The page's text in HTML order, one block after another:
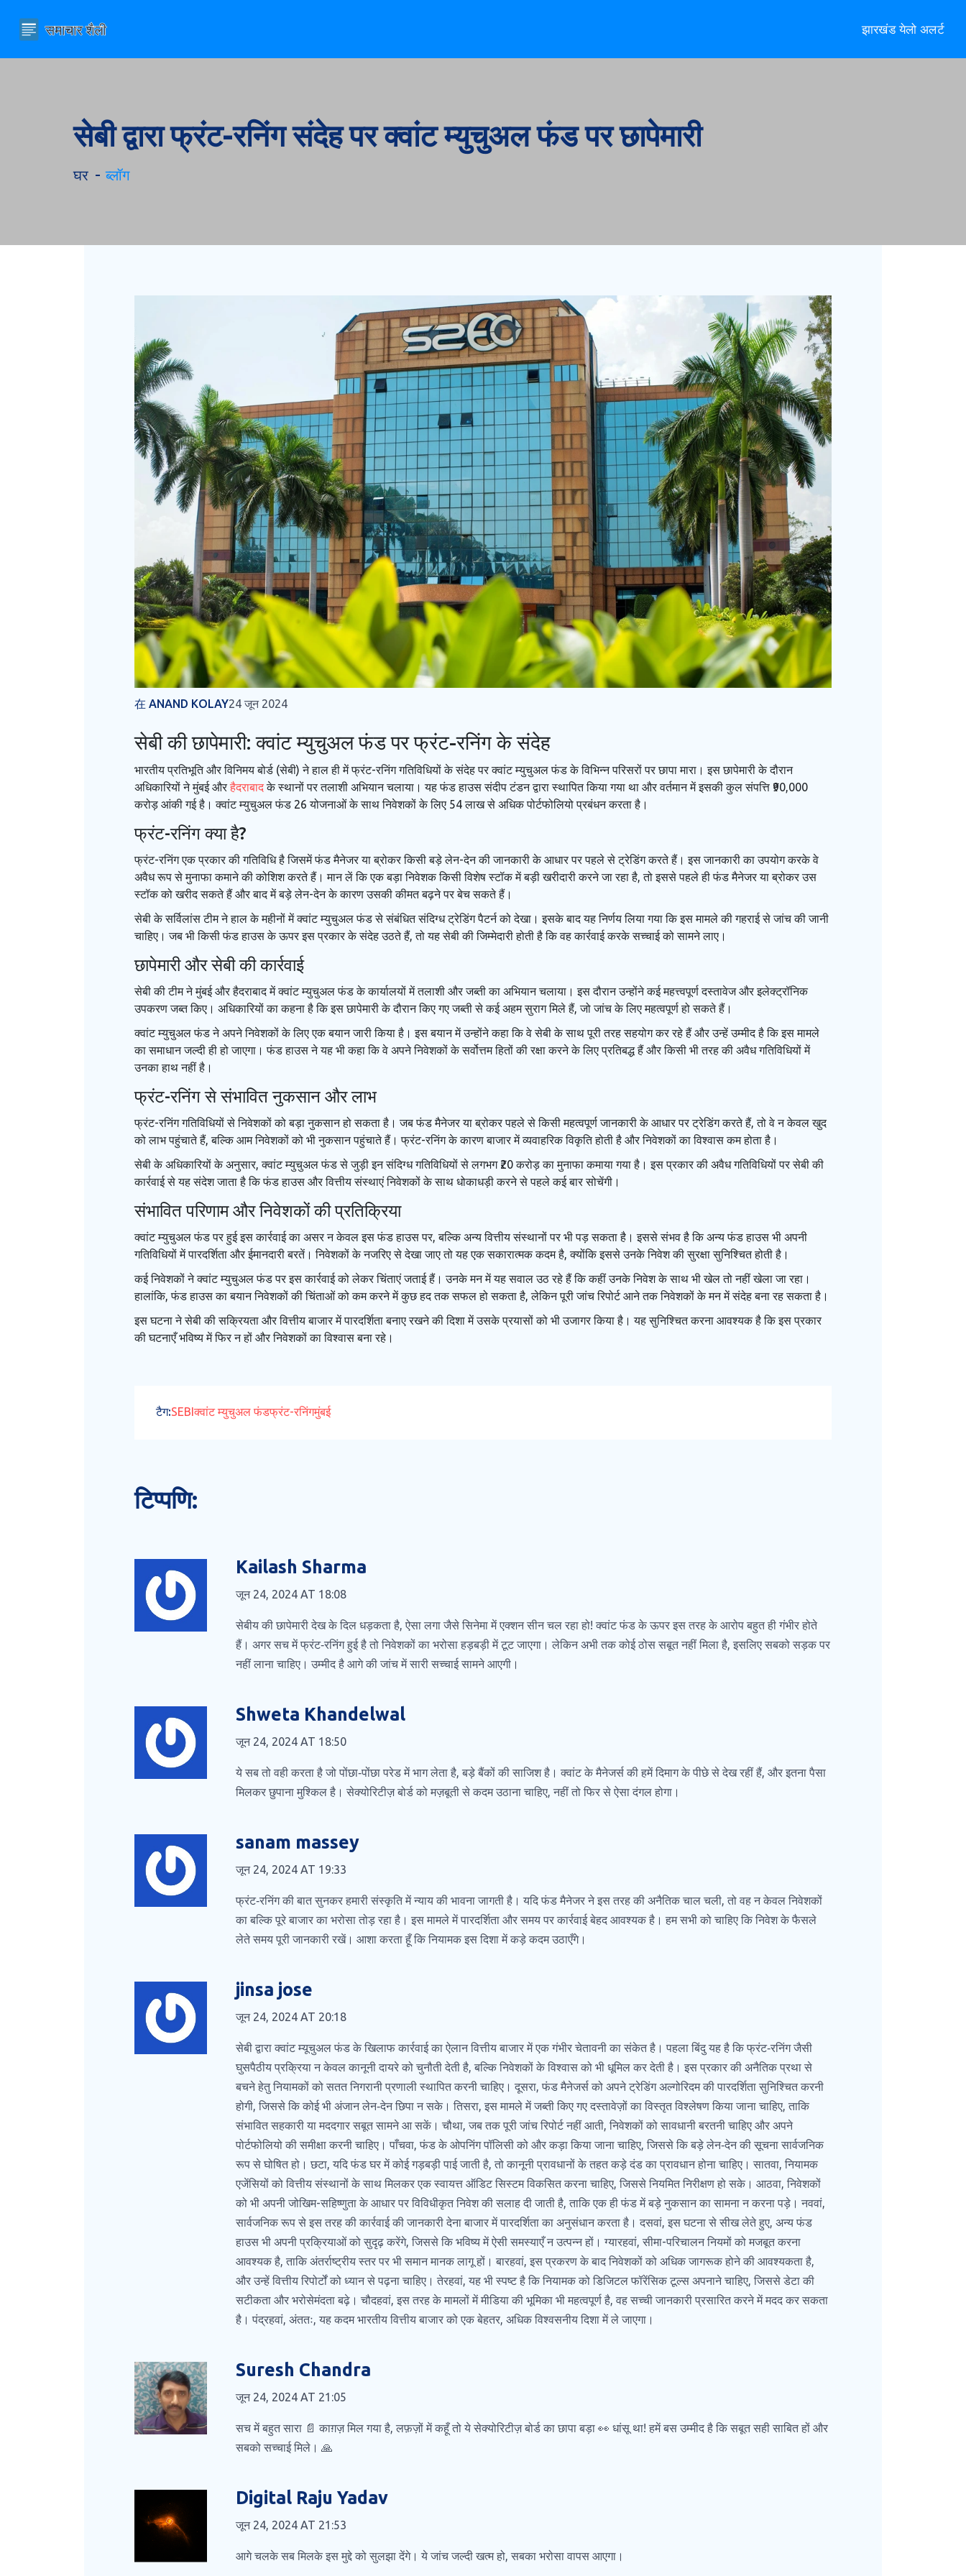
झारखंड येलो अलर्ट
सेबी द्वारा फ्रंट-रनिंग संदेह पर क्वांट म्युचुअल फंड पर छापेमारी
घर ब्लॉग
在 ANAND KOLAY24 जून 2024
सेबी की छापेमारी: क्वांट म्युचुअल फंड पर फ्रंट-रनिंग के संदेह
भारतीय प्रतिभूति और विनिमय बोर्ड (सेबी) ने हाल ही में फ्रंट-रनिंग गतिविधियों के संदेह पर क्वांट म्युचुअल फंड के विभिन्न परिसरों पर छापा मारा। इस छापेमारी के दौरान
अधिकारियों ने मुंबई और हैदराबादके स्थानों पर तलाशी अभियान चलाया। यह फंड हाउस संदीप टंडन द्वारा स्थापित किया गया था और वर्तमान में इसकी कुल संपत्ति ₹90,000
करोड़ आंकी गई है। क्वांट म्युचुअल फंड 26 योजनाओं के साथ निवेशकों के लिए 54 लाख से अधिक पोर्टफोलियो प्रबंधन करता है।
फ्रंट-रनिंग क्या है?
फ्रंट-रनिंग एक प्रकार की गतिविधि है जिसमें फंड मैनेजर या ब्रोकर किसी बड़े लेन-देन की जानकारी के आधार पर पहले से ट्रेडिंग करते हैं। इस जानकारी का उपयोग करके वे
अवैध रूप से मुनाफा कमाने की कोशिश करते हैं। मान लें कि एक बड़ा निवेशक किसी विशेष स्टॉक में बड़ी खरीदारी करने जा रहा है, तो इससे पहले ही फंड मैनेजर या ब्रोकर उस
स्टॉक को खरीद सकते हैं और बाद में बड़े लेन-देन के कारण उसकी कीमत बढ़ने पर बेच सकते हैं।
सेबी के सर्विलांस टीम ने हाल के महीनों में क्वांट म्युचुअल फंड से संबंधित संदिग्ध ट्रेडिंग पैटर्न को देखा। इसके बाद यह निर्णय लिया गया कि इस मामले की गहराई से जांच की जानी
चाहिए। जब भी किसी फंड हाउस के ऊपर इस प्रकार के संदेह उठते हैं, तो यह सेबी की जिम्मेदारी होती है कि वह कार्रवाई करके सच्चाई को सामने लाए।
छापेमारी और सेबी की कार्रवाई
सेबी की टीम ने मुंबई और हैदराबाद में क्वांट म्युचुअल फंड के कार्यालयों में तलाशी और जब्ती का अभियान चलाया। इस दौरान उन्होंने कई महत्त्वपूर्ण दस्तावेज और इलेक्ट्रॉनिक
उपकरण जब्त किए। अधिकारियों का कहना है कि इस छापेमारी के दौरान किए गए जब्ती से कई अहम सुराग मिले हैं, जो जांच के लिए महत्वपूर्ण हो सकते हैं।
क्वांट म्युचुअल फंड ने अपने निवेशकों के लिए एक बयान जारी किया है। इस बयान में उन्होंने कहा कि वे सेबी के साथ पूरी तरह सहयोग कर रहे हैं और उन्हें उम्मीद है कि इस मामले
का समाधान जल्दी ही हो जाएगा। फंड हाउस ने यह भी कहा कि वे अपने निवेशकों के सर्वोत्तम हितों की रक्षा करने के लिए प्रतिबद्ध हैं और किसी भी तरह की अवैध गतिविधियों में
उनका हाथ नहीं है।
फ्रंट-रनिंग से संभावित नुकसान और लाभ
फ्रंट-रनिंग गतिविधियों से निवेशकों को बड़ा नुकसान हो सकता है। जब फंड मैनेजर या ब्रोकर पहले से किसी महत्वपूर्ण जानकारी के आधार पर ट्रेडिंग करते हैं, तो वे न केवल खुद
को लाभ पहुंचाते हैं, बल्कि आम निवेशकों को भी नुकसान पहुंचाते हैं। फ्रंट-रनिंग के कारण बाजार में व्यवाहरिक विकृति होती है और निवेशकों का विश्वास कम होता है।
सेबी के अधिकारियों के अनुसार, क्वांट म्युचुअल फंड से जुड़ी इन संदिग्ध गतिविधियों से लगभग ₹20 करोड़ का मुनाफा कमाया गया है। इस प्रकार की अवैध गतिविधियों पर सेबी की
कार्रवाई से यह संदेश जाता है कि फंड हाउस और वित्तीय संस्थाएं निवेशकों के साथ धोकाधड़ी करने से पहले कई बार सोचेंगी।
संभावित परिणाम और निवेशकों की प्रतिक्रिया
क्वांट म्युचुअल फंड पर हुई इस कार्रवाई का असर न केवल इस फंड हाउस पर, बल्कि अन्य वित्तीय संस्थानों पर भी पड़ सकता है। इससे संभव है कि अन्य फंड हाउस भी अपनी
गतिविधियों में पारदर्शिता और ईमानदारी बरतें। निवेशकों के नजरिए से देखा जाए तो यह एक सकारात्मक कदम है, क्योंकि इससे उनके निवेश की सुरक्षा सुनिश्चित होती है।
कई निवेशकों ने क्वांट म्युचुअल फंड पर इस कार्रवाई को लेकर चिंताएं जताई हैं। उनके मन में यह सवाल उठ रहे हैं कि कहीं उनके निवेश के साथ भी खेल तो नहीं खेला जा रहा।
हालांकि, फंड हाउस का बयान निवेशकों की चिंताओं को कम करने में कुछ हद तक सफल हो सकता है, लेकिन पूरी जांच रिपोर्ट आने तक निवेशकों के मन में संदेह बना रह सकता है।
इस घटना ने सेबी की सक्रियता और वित्तीय बाजार में पारदर्शिता बनाए रखने की दिशा में उसके प्रयासों को भी उजागर किया है। यह सुनिश्चित करना आवश्यक है कि इस प्रकार
की घटनाएँ भविष्य में फिर न हों और निवेशकों का विश्वास बना रहे।
टैग:SEBIक्वांट म्युचुअल फंडफ्रंट-रनिंगमुंबई
टिप्पणि:
Kailash Sharma
जून 24, 2024 AT 18:08
सेबीय की छापेमारी देख के दिल धड़कता है, ऐसा लगा जैसे सिनेमा में एक्शन सीन चल रहा हो! क्वांट फंड के ऊपर इस तरह के आरोप बहुत ही गंभीर होते
हैं। अगर सच में फ्रंट‑रनिंग हुई है तो निवेशकों का भरोसा हड़बड़ी में टूट जाएगा। लेकिन अभी तक कोई ठोस सबूत नहीं मिला है, इसलिए सबको सड़क पर
नहीं लाना चाहिए। उम्मीद है आगे की जांच में सारी सच्चाई सामने आएगी।
Shweta Khandelwal
जून 24, 2024 AT 18:50
ये सब तो वही करता है जो पोंछा‑पोंछा परेड में भाग लेता है, बड़े बैंकों की साजिश है। क्वांट के मैनेजर्स की हमें दिमाग के पीछे से देख रहीं हैं, और इतना पैसा
मिलकर छुपाना मुश्किल है। सेक्योरिटीज़ बोर्ड को मज़बूती से कदम उठाना चाहिए, नहीं तो फिर से ऐसा दंगल होगा।
sanam massey
जून 24, 2024 AT 19:33
फ्रंट‑रनिंग की बात सुनकर हमारी संस्कृति में न्याय की भावना जागती है। यदि फंड मैनेजर ने इस तरह की अनैतिक चाल चली, तो वह न केवल निवेशकों
का बल्कि पूरे बाजार का भरोसा तोड़ रहा है। इस मामले में पारदर्शिता और समय पर कार्रवाई बेहद आवश्यक है। हम सभी को चाहिए कि निवेश के फैसले
लेते समय पूरी जानकारी रखें। आशा करता हूँ कि नियामक इस दिशा में कड़े कदम उठाएँगे।
jinsa jose
जून 24, 2024 AT 20:18
सेबी द्वारा क्वांट म्यूचुअल फंड के खिलाफ कार्रवाई का ऐलान वित्तीय बाजार में एक गंभीर चेतावनी का संकेत है। पहला बिंदु यह है कि फ्रंट‑रनिंग जैसी
घुसपैठीय प्रक्रिया न केवल कानूनी दायरे को चुनौती देती है, बल्कि निवेशकों के विश्वास को भी धूमिल कर देती है। इस प्रकार की अनैतिक प्रथा से
बचने हेतु नियामकों को सतत निगरानी प्रणाली स्थापित करनी चाहिए। दूसरा, फंड मैनेजर्स को अपने ट्रेडिंग अल्गोरिदम की पारदर्शिता सुनिश्चित करनी
होगी, जिससे कि कोई भी अंजान लेन‑देन छिपा न सके। तिसरा, इस मामले में जब्ती किए गए दस्तावेज़ों का विस्तृत विश्लेषण किया जाना चाहिए, ताकि
संभावित सहकारी या मददगार सबूत सामने आ सकें। चौथा, जब तक पूरी जांच रिपोर्ट नहीं आती, निवेशकों को सावधानी बरतनी चाहिए और अपने
पोर्टफोलियो की समीक्षा करनी चाहिए। पाँचवा, फंड के ओपनिंग पॉलिसी को और कड़ा किया जाना चाहिए, जिससे कि बड़े लेन‑देन की सूचना सार्वजनिक
रूप से घोषित हो। छटा, यदि फंड घर में कोई गड़बड़ी पाई जाती है, तो कानूनी प्रावधानों के तहत कड़े दंड का प्रावधान होना चाहिए। सातवा, नियामक
एजेंसियों को वित्तीय संस्थानों के साथ मिलकर एक स्वायत्त ऑडिट सिस्टम विकसित करना चाहिए, जिससे नियमित निरीक्षण हो सके। आठवा, निवेशकों
को भी अपनी जोखिम-सहिष्णुता के आधार पर विविधीकृत निवेश की सलाह दी जाती है, ताकि एक ही फंड में बड़े नुकसान का सामना न करना पड़े। नववां,
सार्वजनिक रूप से इस तरह की कार्रवाई की जानकारी देना बाजार में पारदर्शिता का अनुसंधान करता है। दसवां, इस घटना से सीख लेते हुए, अन्य फंड
हाउस भी अपनी प्रक्रियाओं को सुदृढ़ करेंगे, जिससे कि भविष्य में ऐसी समस्याएँ न उत्पन्न हों। ग्यारहवां, सीमा-परिचालन नियमों को मजबूत करना
आवश्यक है, ताकि अंतर्राष्ट्रीय स्तर पर भी समान मानक लागू हों। बारहवां, इस प्रकरण के बाद निवेशकों को अधिक जागरूक होने की आवश्यकता है,
और उन्हें वित्तीय रिपोर्टों को ध्यान से पढ़ना चाहिए। तेरहवां, यह भी स्पष्ट है कि नियामक को डिजिटल फॉरेंसिक टूल्स अपनाने चाहिए, जिससे डेटा की
सटीकता और भरोसेमंदता बढ़े। चौदहवां, इस तरह के मामलों में मीडिया की भूमिका भी महत्वपूर्ण है, वह सच्ची जानकारी प्रसारित करने में मदद कर सकता
है। पंद्रहवां, अंततः, यह कदम भारतीय वित्तीय बाजार को एक बेहतर, अधिक विश्वसनीय दिशा में ले जाएगा।
Suresh Chandra
जून 24, 2024 AT 21:05
सच में बहुत सारा 📄 काग़ज़ मिल गया है, लफ़ज़ों में कहूँ तो ये सेक्योरिटीज़ बोर्ड का छापा बड़ा 👀 धांसू था! हमें बस उम्मीद है कि सबूत सही साबित हों और
सबको सच्चाई मिले। 🙏
Digital Raju Yadav
जून 24, 2024 AT 21:53
आगे चलके सब मिलके इस मुद्दे को सुलझा देंगे। ये जांच जल्दी खत्म हो, सबका भरोसा वापस आएगा।